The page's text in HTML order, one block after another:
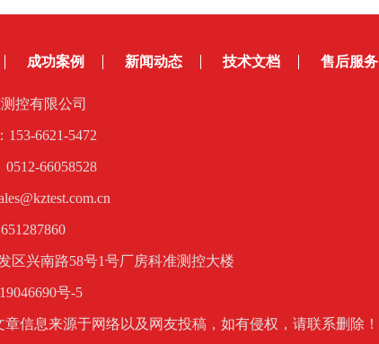
成功案例 新闻动态 技术文档 售后服务
控有限公司
153-6621-5472
66058528
区兴南路58号1号厂房科准测控大楼
号-5
信息来源于网络以及网友投稿，如有侵权，请联系删除！